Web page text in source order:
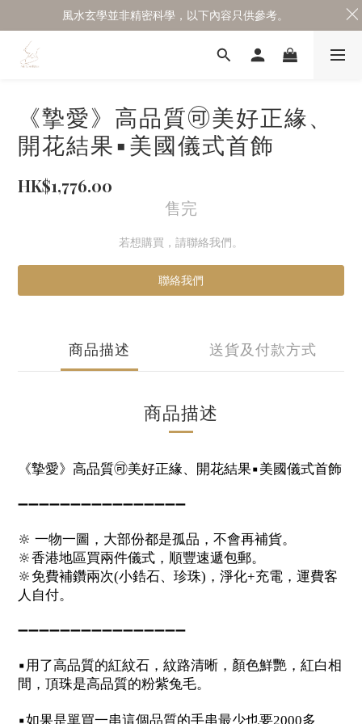
《摯愛》高品質🉑美好正緣、
開花結果▪️美國儀式首飾
HK$1,776.00
售完
若想購買，請聯絡我們。
聯絡我們
商品描述 送貨及付款方式
商品描述
《摯愛》高品質🉑美好正緣、開花結果▪️美國儀式首飾
➖➖➖➖➖➖➖➖➖➖➖➖➖➖➖➖
🔆 一物一圖，大部份都是孤品，不會再補貨。
🔆香港地區買兩件儀式，順豐速遞包郵。
🔆免費補鑽兩次(小鋯石、珍珠) ，淨化+充電，運費客
人自付。
➖➖➖➖➖➖➖➖➖➖➖➖➖➖➖➖
▪️用了高品質的紅紋石，紋路清晰，顏色鮮艷，紅白相
間，頂珠是高品質的粉紫兔毛。
▪️如果是單買一串這個品質的手串最少也要2000多
風水玄學並非精密科學，以下內容只供參考。